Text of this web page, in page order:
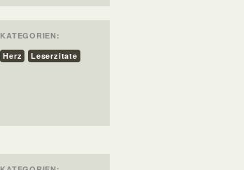
KATEGORIEN:
Herz
Leserzitate